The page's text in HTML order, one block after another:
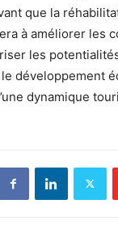
que la
à améliorer les
les
développement
dynamique